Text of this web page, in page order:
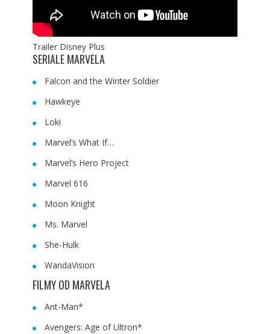
Trailer Disney Plus
SERIALE MARVELA
Falcon and the Winter Soldier
Hawkeye
Loki
Marvel’s What If…
Marvel’s Hero Project
Marvel 616
Moon Knight
Ms. Marvel
She-Hulk
WandaVision
FILMY OD MARVELA
Ant-Man*
Avengers: Age of Ultron*